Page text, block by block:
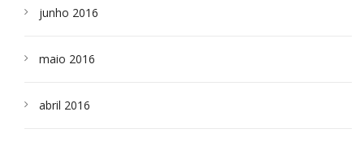
junho 2016
maio 2016
abril 2016